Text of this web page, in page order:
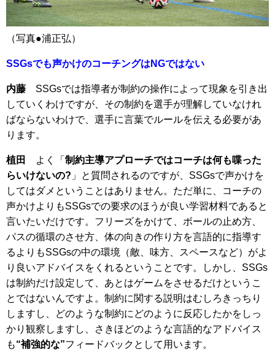
（写真●浦正弘）
SSGsでも声かけのコーチングはNGではない
内藤 SSGsでは指導者が制約の操作によって現象を引き出
していくわけですが、その制約を選手が理解していなけれ
ばならないわけで、選手に言葉でルールを伝える必要があ
ります。
植田 よく「 制約主導アプローチではコーチは何も喋った
らいけないの? 」と質問されるのですが、SSGsで声かけを
してはダメということはありません。ただ単に、コーチの
声かけよりもSSGsでの要求のほうが良い学習材料であると
言いたいだけです。フリーズをかけて、ボールの止め方、
パスの循環のさせ方、体の向きの作り方を言語的に指導す
るよりもSSGsの中の環境（敵、味方、スペースなど）がよ
り良いアドバイスをくれるということです。しかし、SSGs
は制約だけ設定して、あとはゲームをさせるだけというこ
とではないんですよ。制約に関する説明はむしろきっちり
しますし、どのような制約にどのように反応したかをしっ
かり観察しますし、さきほどのような言語的なアドバイス
も“補強的な”フィードバックとして用います。